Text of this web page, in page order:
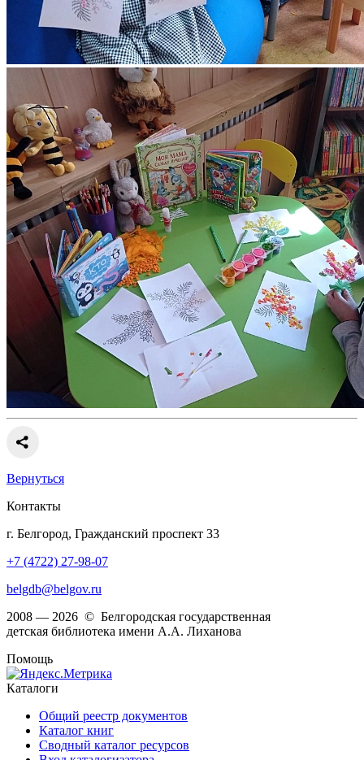
Вернуться
Контакты
г. Белгород, Гражданский проспект 33
+7 (4722) 27-98-07
belgdb@belgov.ru
2008 — 2026 © Белгородская государственная
детская библиотека имени А.А. Лиханова
Помощь
Каталоги
Общий реестр документов
Каталог книг
Сводный каталог ресурсов